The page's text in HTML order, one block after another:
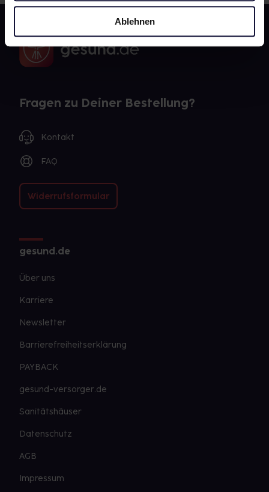
Ablehnen
Fragen zu Deiner Bestellung?
Kontakt
FAQ
Widerrufsformular
gesund.de
Über uns
Karriere
Newsletter
Barrierefreiheitserklärung
PAYBACK
gesund-versorger.de
Sanitätshäuser
Datenschutz
AGB
Impressum